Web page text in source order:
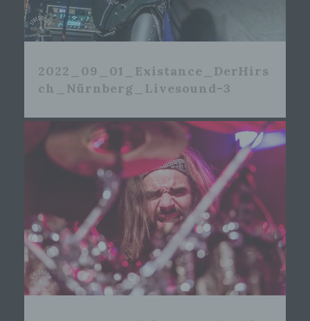
2022_09_01_Existance_DerHirs
ch_Nürnberg_Livesound-3